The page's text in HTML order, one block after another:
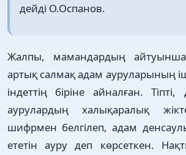
дейді О.Оспанов.
Жалпы, мамандардың айтуынша,
артық салмақ адам ауруларының
індеттің біріне айналған. Тіпті,
аурулардың халықаралық
шифрмен белгілеп, адам
ететін ауру деп көрсеткен.